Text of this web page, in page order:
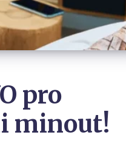
pro
minout!